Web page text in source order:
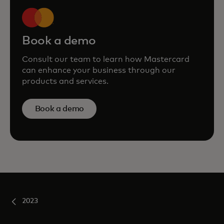
Book a demo
Consult our team to learn how Mastercard
can enhance your business through our
products and services.
Book a demo
2023